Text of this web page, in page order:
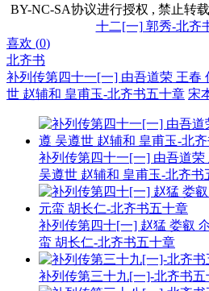
BY-NC-SA协议进行授权 , 禁止转
十二[一] 郭秀-北齐
喜欢 (0)
北齐书
补列传第四十一[一] 由吾道荣 王春
世 赵辅和 皇甫玉-北齐书五十章 宋
补列传第四十一[一] 由吾道
吴遵世 赵辅和 皇甫玉-北齐书
补列传第四十[一] 赵猛 娄叡
蛮 胡长仁-北齐书五十章
补列传第三十九[一]-北齐书五